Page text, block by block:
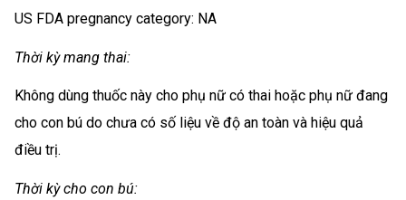
US FDA pregnancy category: NA
Thời kỳ mang thai:
Không dùng thuốc này cho phụ nữ có thai hoặc phụ nữ đang
cho con bú do chưa có số liệu về độ an toàn và hiệu quả
điều trị.
Thời kỳ cho con bú: